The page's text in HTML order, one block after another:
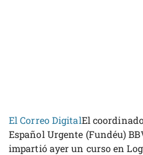
El Correo DigitalEl
Español Urgente (Fundéu)
impartió ayer un curso en